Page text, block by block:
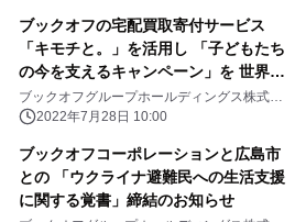
ブックオフの宅配買取寄付サービス
「キモチと。」を活用し 「子どもたち
の今を支えるキャンペーン」を 世界自
殺予防デーに合わせて8月1日～9月11
日まで実施
ブックオフグループホールディングス株式会
社 2022年7月28日 10:00
ブックオフコーポレーションと広島市
との 「ウクライナ避難民への生活支援
に関する覚書」締結のお知らせ